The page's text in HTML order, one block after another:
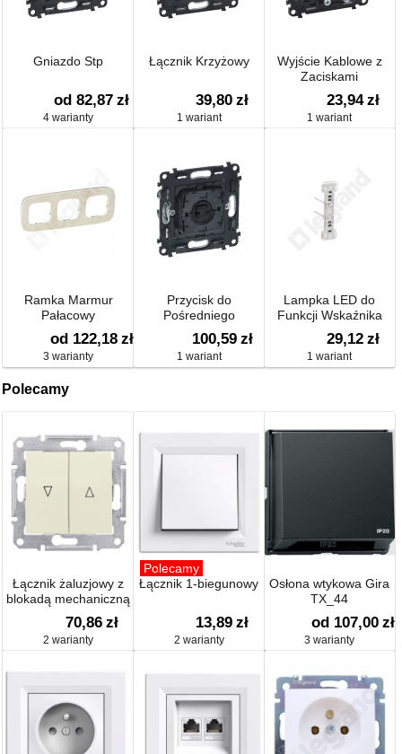
Gniazdo Stp
od 82,87 zł
4 warianty
Łącznik Krzyżowy
39,80 zł
1 wariant
Wyjście Kablowe z
Zaciskami
23,94 zł
1 wariant
Ramka Marmur
Pałacowy
od 122,18 zł
3 warianty
Przycisk do
Pośredniego
Sterowania Roletami
100,59 zł
1 wariant
Lampka LED do
Funkcji Wskaźnika
Napięcia Łącznika
Schodowego
29,12 zł
1 wariant
Polecamy
Łącznik żaluzjowy z
blokadą mechaniczną
70,86 zł
2 warianty
Polecamy
Łącznik 1-biegunowy
13,89 zł
2 warianty
Osłona wtykowa Gira
TX_44
od 107,00 zł
3 warianty